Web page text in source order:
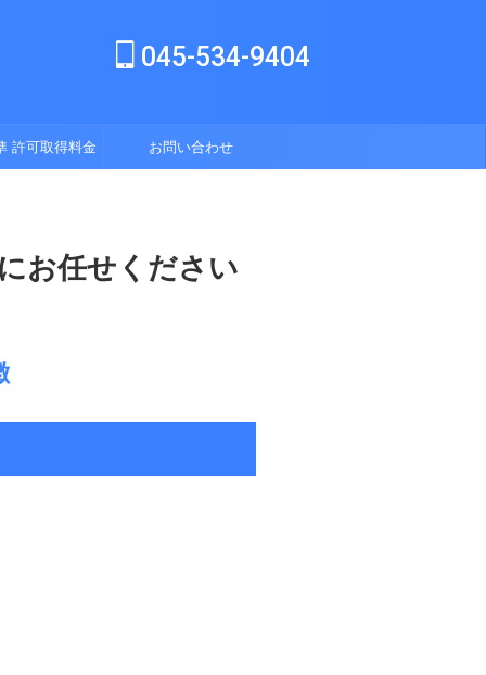
045-534-9404
許可取得料金 お問い合わせ
お任せください